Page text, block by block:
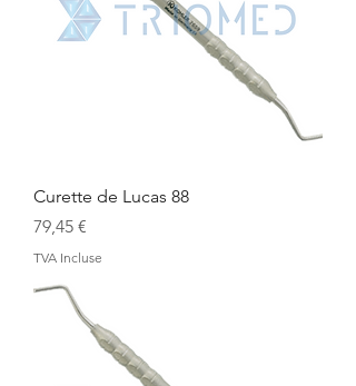
Curette de Lucas 88
Prix
79,45 €
TVA Incluse